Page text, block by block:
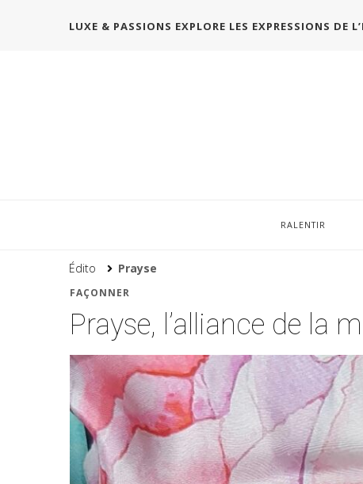
LUXE & PASSIONS EXPLORE LES EXPRESSIONS DE
RALENTIR
Édito Prayse
FAÇONNER
Prayse, l’alliance de la